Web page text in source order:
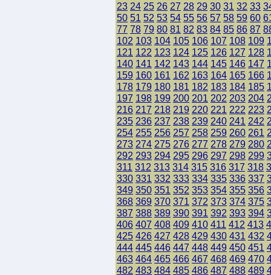
23 24 25 26 27 28 29 30 31 32 33
50 51 52 53 54 55 56 57 58 59 60
77 78 79 80 81 82 83 84 85 86 87
102 103 104 105 106 107 108 109
121 122 123 124 125 126 127 128
140 141 142 143 144 145 146 147
159 160 161 162 163 164 165 166
178 179 180 181 182 183 184 185
197 198 199 200 201 202 203 204
216 217 218 219 220 221 222 223
235 236 237 238 239 240 241 242
254 255 256 257 258 259 260 261
273 274 275 276 277 278 279 280
292 293 294 295 296 297 298 299
311 312 313 314 315 316 317 318
330 331 332 333 334 335 336 337
349 350 351 352 353 354 355 356
368 369 370 371 372 373 374 375
387 388 389 390 391 392 393 394
406 407 408 409 410 411 412 413
425 426 427 428 429 430 431 432
444 445 446 447 448 449 450 451
463 464 465 466 467 468 469 470
482 483 484 485 486 487 488 489